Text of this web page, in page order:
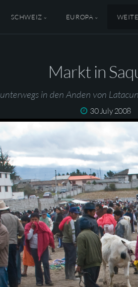
SCHWEIZ EUROPA
Markt in
unterwegs in den Anden von
30 July 2008